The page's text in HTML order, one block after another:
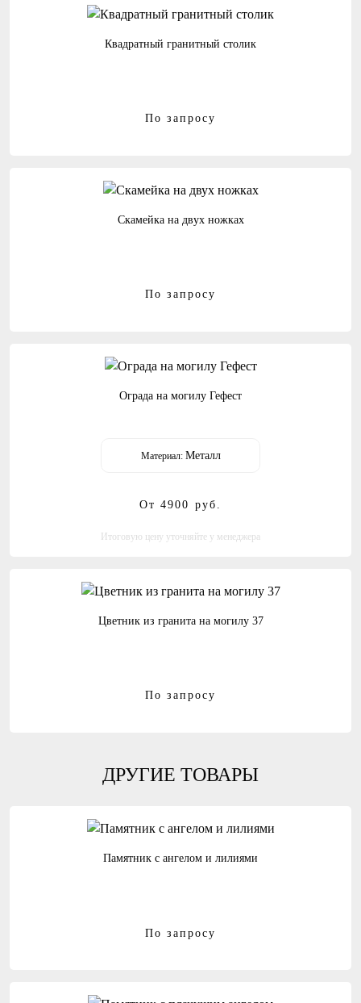
Квадратный гранитный столик
По запросу
Скамейка на двух ножках
По запросу
Ограда на могилу Гефест
Материал: Металл
От 4900 руб.
Итоговую цену уточняйте у менеджера
Цветник из гранита на могилу 37
По запросу
ДРУГИЕ ТОВАРЫ
Памятник с ангелом и лилиями
По запросу